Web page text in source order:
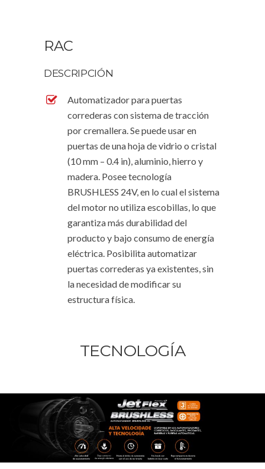
RAC
DESCRIPCIÓN
Automatizador para puertas
correderas con sistema de tracción
por cremallera. Se puede usar en
puertas de una hoja de vidrio o cristal
(10 mm – 0.4 in), aluminio, hierro y
madera. Posee tecnología
BRUSHLESS 24V, en lo cual el sistema
del motor no utiliza escobillas, lo que
garantiza más durabilidad del
producto y bajo consumo de energía
eléctrica. Posibilita automatizar
puertas correderas ya existentes, sin
la necesidad de modificar su
estructura física.
TECNOLOGÍA